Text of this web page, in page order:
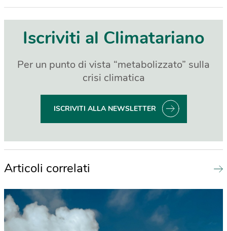
Iscriviti al Climatariano
Per un punto di vista “metabolizzato” sulla
crisi climatica
ISCRIVITI ALLA NEWSLETTER
Articoli correlati